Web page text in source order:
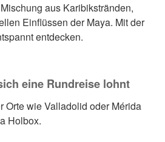
aus Karibikstränden,
Einflüssen der Maya. Mit der
entdecken.
eine Rundreise lohnt
Orte wie Valladolid oder Mérida
Holbox.